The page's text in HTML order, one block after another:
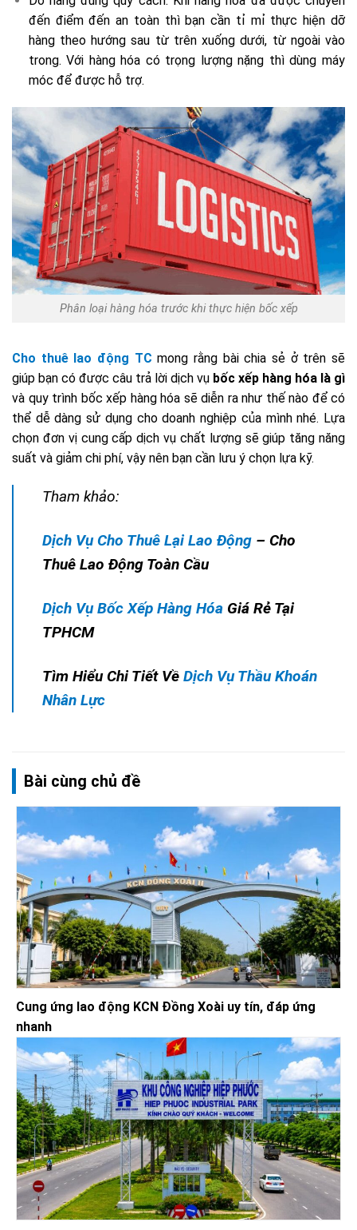
đến điểm đến an toàn thì bạn cần tỉ mỉ thực hiện dỡ
hàng theo hướng sau từ trên xuống dưới, từ ngoài vào
trong. Với hàng hóa có trọng lượng nặng thì dùng máy
móc để được hỗ trợ.
Phân loại hàng hóa trước khi thực hiện bốc xếp
Cho thuê lao động TC mong rằng bài chia sẻ ở trên sẽ
giúp bạn có được câu trả lời dịch vụ bốc xếp hàng hóa là gì
và quy trình bốc xếp hàng hóa sẽ diễn ra như thế nào để có
thể dễ dàng sử dụng cho doanh nghiệp của mình nhé. Lựa
chọn đơn vị cung cấp dịch vụ chất lượng sẽ giúp tăng năng
suất và giảm chi phí, vậy nên bạn cần lưu ý chọn lựa kỹ.
Tham khảo:
Dịch Vụ Cho Thuê Lại Lao Động – Cho
Thuê Lao Động Toàn Cầu
Dịch Vụ Bốc Xếp Hàng Hóa Giá Rẻ Tại
TPHCM
Tìm Hiểu Chi Tiết Về Dịch Vụ Thầu Khoán
Nhân Lực
Bài cùng chủ đề
Cung ứng lao động KCN Đồng Xoài uy tín, đáp ứng
nhanh